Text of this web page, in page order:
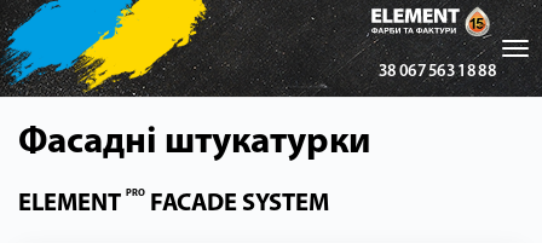
38 067 563 18 88
Фасадні штукатурки
ELEMENT PRO FACADE SYSTEM